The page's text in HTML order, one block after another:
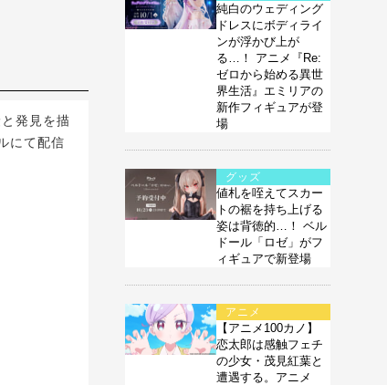
発見を描
にて配信
純白のウェディング
ドレスにボディライ
ンが浮かび上が
る…！ アニメ『Re:
ゼロから始める異世
界生活』エミリアの
新作フィギュアが登
場
グッズ
値札を咥えてスカー
トの裾を持ち上げる
姿は背徳的…！ ベル
ドール「ロゼ」がフ
ィギュアで新登場
アニメ
【アニメ100カノ】
恋太郎は感触フェチ
の少女・茂見紅葉と
遭遇する。アニメ